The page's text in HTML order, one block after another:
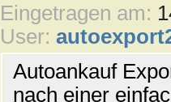
Eingetragen am:
User:
Autoankauf
nach einer